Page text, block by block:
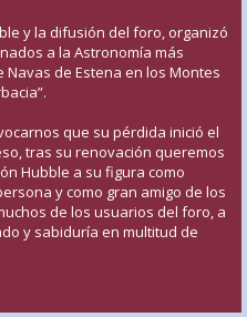
y la difusión del foro, organizó
a la Astronomía más
de Estena en los Montes
que su pérdida inició el
tras su renovación queremos
Hubble a su figura como
y como gran amigo de los
de los usuarios del foro, a
y sabiduría en multitud de